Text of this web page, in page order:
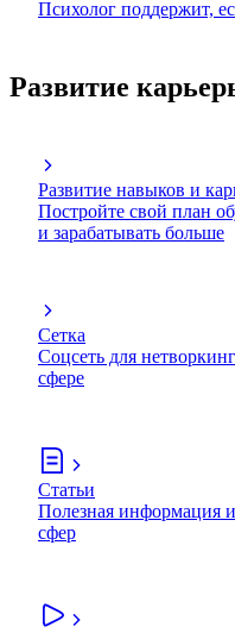
Психолог поддержит,
Развитие
Развитие навыков и
Постройте свой план
и зарабатывать больше
Сетка
Соцсеть для
сфере
Статьи
Полезная информация
сфер